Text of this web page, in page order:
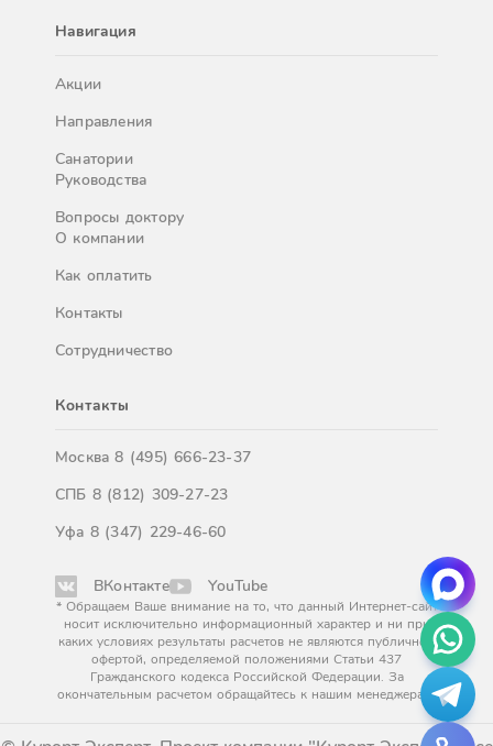
Навигация
Акции
Направления
Санатории
Руководства
Вопросы доктору
О компании
Как оплатить
Контакты
Сотрудничество
Контакты
Москва8 (495) 666-23-37
СПБ 8 (812) 309-27-23
Уфа 8 (347) 229-46-60
ВКонтакте YouTube
* Обращаем Ваше внимание на то, что данный Интернет-сайт
носит исключительно информационный характер и ни при
каких условиях результаты расчетов не являются публичной
офертой, определяемой положениями Статьи 437
Гражданского кодекса Российской Федерации. За
окончательным расчетом обращайтесь к нашим менеджерам.